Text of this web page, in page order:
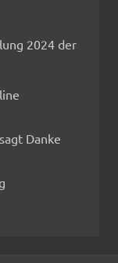
2024 der
Danke